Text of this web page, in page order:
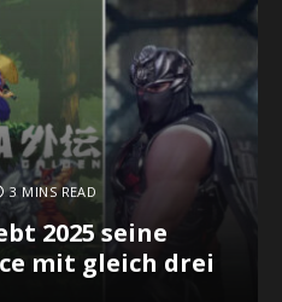
3 MINS READ
2025 seine
mit gleich drei